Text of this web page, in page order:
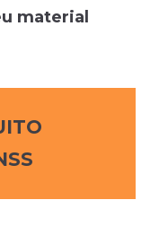
material